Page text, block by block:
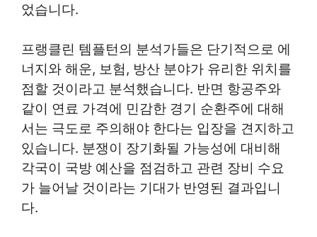
었습니다.
프랭클린 템플턴의 분석가들은 단기적으로 에
너지와 해운, 보험, 방산 분야가 유리한 위치를
점할 것이라고 분석했습니다. 반면 항공주와
같이 연료 가격에 민감한 경기 순환주에 대해
서는 극도로 주의해야 한다는 입장을 견지하고
있습니다. 분쟁이 장기화될 가능성에 대비해
각국이 국방 예산을 점검하고 관련 장비 수요
가 늘어날 것이라는 기대가 반영된 결과입니
다.